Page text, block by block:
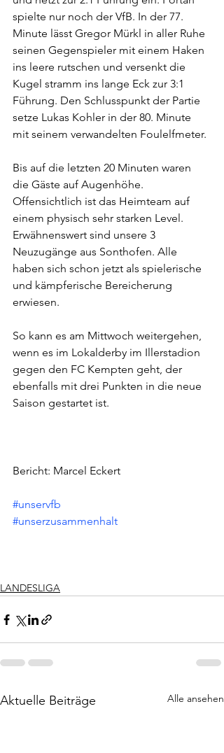
spielte nur noch der VfB. In der 77.
Minute lässt Gregor Mürkl in aller Ruhe
seinen Gegenspieler mit einem Haken
ins leere rutschen und versenkt die
Kugel stramm ins lange Eck zur 3:1
Führung. Den Schlusspunkt der Partie
setze Lukas Kohler in der 80. Minute
mit seinem verwandelten Foulelfmeter.
Bis auf die letzten 20 Minuten waren
die Gäste auf Augenhöhe.
Offensichtlich ist das Heimteam auf
einem physisch sehr starken Level.
Erwähnenswert sind unsere 3
Neuzugänge aus Sonthofen. Alle
haben sich schon jetzt als spielerische
und kämpferische Bereicherung
erwiesen.
So kann es am Mittwoch weitergehen,
wenn es im Lokalderby im Illerstadion
gegen den FC Kempten geht, der
ebenfalls mit drei Punkten in die neue
Saison gestartet ist.
Bericht: Marcel Eckert
#unservfb
#unserzusammenhalt
LANDESLIGA
Aktuelle Beiträge Alle ansehen